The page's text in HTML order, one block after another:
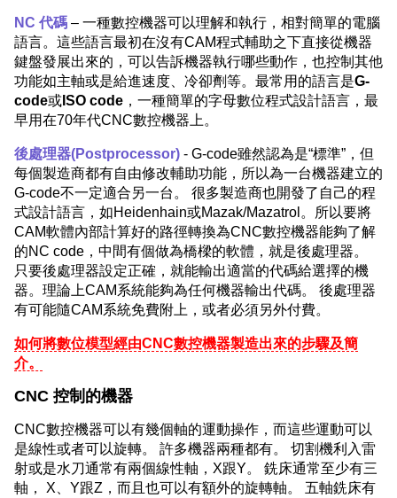
NC 代碼 – 一種數控機器可以理解和執行，相對簡單的電腦
語言。這些語言最初在沒有CAM程式輔助之下直接從機器
鍵盤發展出來的，可以告訴機器執行哪些動作，也控制其他
功能如主軸或是給進速度、冷卻劑等。最常用的語言是G-
code或 ISO code ，一種簡單的字母數位程式設計語言，最
早用在70年代CNC數控機器上。
後處理器(Postprocessor) - G-code雖然認為是“標準”，但
每個製造商都有自由修改輔助功能，所以為一台機器建立的
G-code不一定適合另一台。 很多製造商也開發了自己的程
式設計語言，如Heidenhain或Mazak/Mazatrol。所以要將
CAM軟體內部計算好的路徑轉換為CNC數控機器能夠了解
的NC code，中間有個做為橋樑的軟體，就是後處理器。
只要後處理器設定正確，就能輸出適當的代碼給選擇的機
器。理論上CAM系統能夠為任何機器輸出代碼。 後處理器
有可能隨CAM系統免費附上，或者必須另外付費。
如何將數位模型經由CNC數控機器製造出來的步驟及簡
介。
CNC 控制的機器
CNC數控機器可以有幾個軸的運動操作，而這些運動可以
是線性或者可以旋轉。 許多機器兩種都有。 切割機利入雷
射或是水刀通常有兩個線性軸，X跟Y。 銑床通常至少有三
軸， X、Y跟Z，而且也可以有額外的旋轉軸。 五軸銑床有